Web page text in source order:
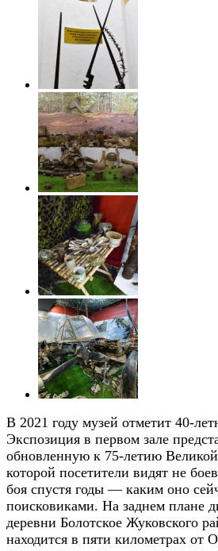
В 2021 году музей отметит 40-
Экспозиция в первом зале
обновленную к 75-летию
которой посетители видят не
боя спустя годы — каким оно
поисковиками. На заднем плане
деревни Болотское Жуковского
находится в пяти километрах от